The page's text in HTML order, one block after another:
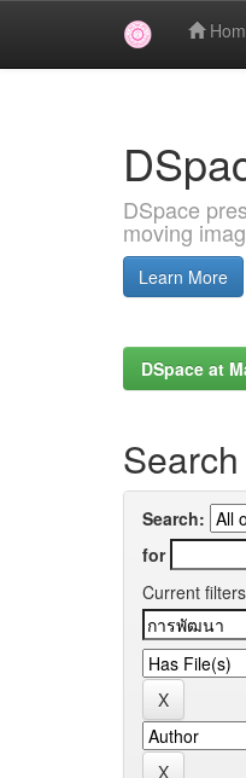
DSpace
moving
Learn More
DSpace at
Search
Search:
for
Current